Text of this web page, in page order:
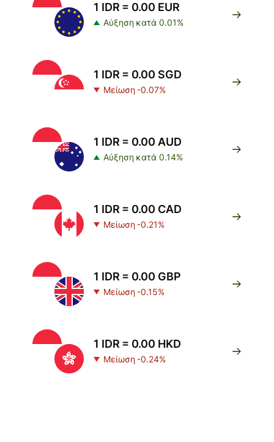
1 IDR = 0.00 EUR
Αύξηση κατά 0.01%
1 IDR = 0.00 SGD
Μείωση -0.07%
1 IDR = 0.00 AUD
Αύξηση κατά 0.14%
1 IDR = 0.00 CAD
Μείωση -0.21%
1 IDR = 0.00 GBP
Μείωση -0.15%
1 IDR = 0.00 HKD
Μείωση -0.24%